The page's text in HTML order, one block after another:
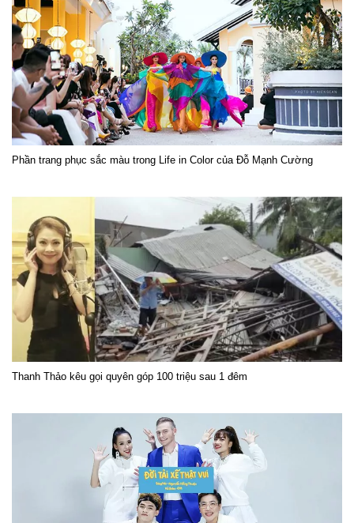
Phần trang phục sắc màu trong Life in Color của Đỗ Mạnh Cường
Thanh Thảo kêu gọi quyên góp 100 triệu sau 1 đêm